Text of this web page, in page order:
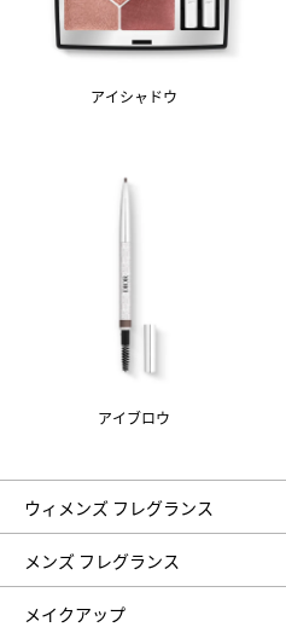
アイシャドウ
アイブロウ
ウィメンズ フレグランス
メンズ フレグランス
メイクアップ